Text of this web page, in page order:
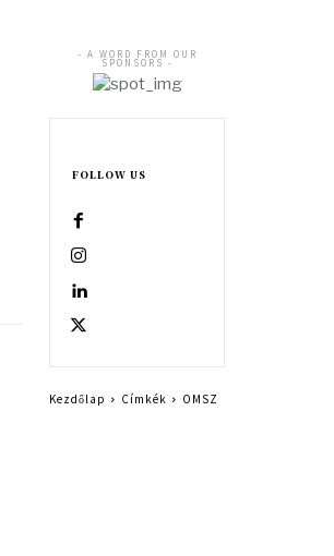
- A WORD FROM OUR
SPONSORS -
FOLLOW US
Kezdőlap Címkék OMSZ